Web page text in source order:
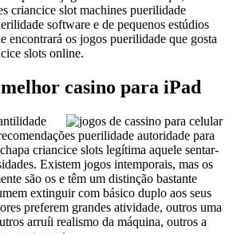
criancice slot machines puerilidade
software e de pequenos estúdios
encontrará os jogos puerilidade que gosta
slots online.
casino para iPad
puerilidade autoridade para
criancice slots legítima aquele sentar-
Existem jogos intemporais, mas os
são os e têm um distinção bastante
extinguir com básico duplo aos seus
preferem grandes atividade, outros uma
arruíi realismo da máquina, outros a